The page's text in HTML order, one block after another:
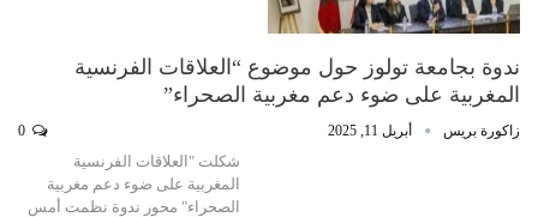
ندوة بجامعة تولوز حول موضوع “العلاقات الفرنسية
المغربية على ضوء دعم مغربية الصحراء”
زاكورة بريس أبريل 11, 2025
شكلت "العلاقات الفرنسية
المغربية على ضوء دعم مغربية
الصحراء" محور ندوة نظمت أمس